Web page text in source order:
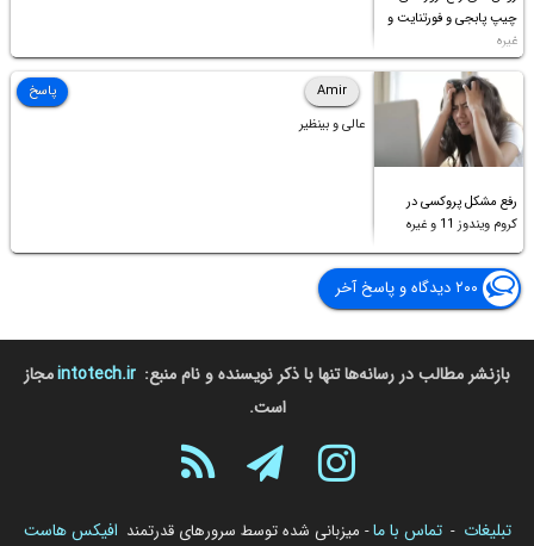
چیپ پابجی و فورتنایت و
غیره
رفع مشکل پروکسی در
کروم ویندوز 11 و غیره
Amir
عالی و بینظیر
پاسخ
۲۰۰ دیدگاه و پاسخ آخر
بازنشر مطالب در رسانه‌ها تنها با ذکر نویسنده و نام منبع: intotech.irمجاز
است.
تبلیغات - تماس با ما- میزبانی شده توسط سرورهای قدرتمند افیکس هاست